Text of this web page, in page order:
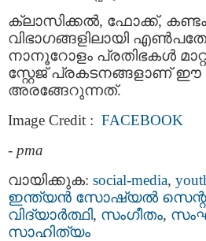
ക്ലാസിക്കൽ, ഫോക്ക്,
വിഭാഗങ്ങളിലായി
നാനൂറോളം പ്രതിഭകൾ
സ്റ്റേജ് പ്രകടനങ്ങളാണ് ഈ
അരങ്ങേറുന്നത്.
Image Credit : FACEBOOK
- pma
വായിക്കുക: social-media,
ഇന്ത്യന്‍ സോഷ്യല്‍
വിദ്യാര്‍ത്ഥി, സംഗീതം,
സാഹിത്യം